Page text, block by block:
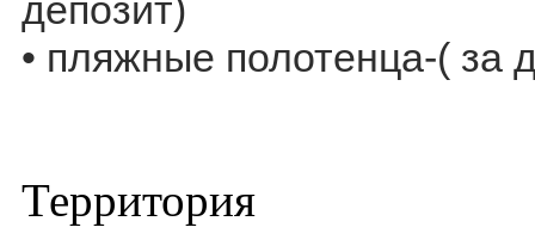
• пляжные полотенца-( за
Территория